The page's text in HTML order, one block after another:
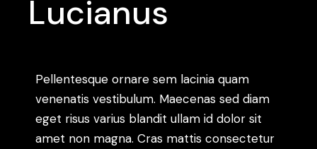
Lucianus
Pellentesque ornare sem lacinia quam
venenatis vestibulum. Maecenas sed diam
eget risus varius blandit ullam id dolor sit
amet non magna. Cras mattis consectetur